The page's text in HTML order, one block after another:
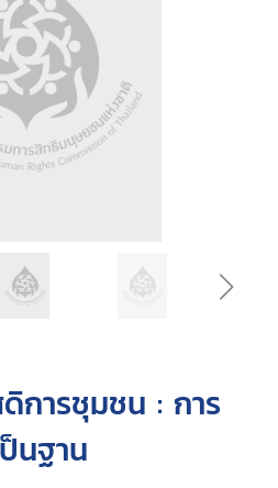
การชุมชน : การ
นฐาน